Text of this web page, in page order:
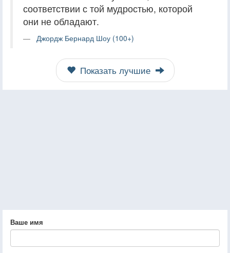
соответствии с той мудростью, которой
они не обладают.
Джордж Бернард Шоу (100+)
Показать лучшие
Ваше имя